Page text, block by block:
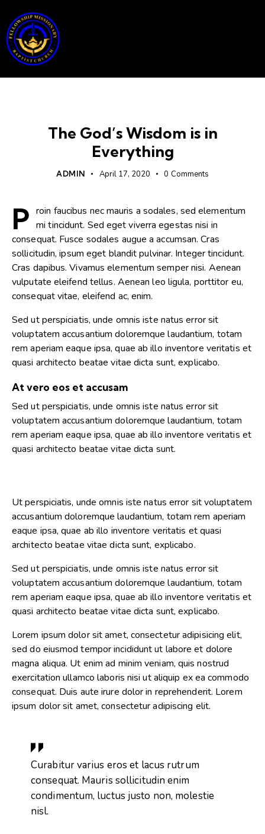
The God’s Wisdom is in
Everything
ADMIN April 17, 2020 0 Comments
P roin faucibus nec mauris a sodales, sed elementum
mi tincidunt. Sed eget viverra egestas nisi in
consequat. Fusce sodales augue a accumsan. Cras
sollicitudin, ipsum eget blandit pulvinar. Integer tincidunt.
Cras dapibus. Vivamus elementum semper nisi. Aenean
vulputate eleifend tellus. Aenean leo ligula, porttitor eu,
consequat vitae, eleifend ac, enim.
Sed ut perspiciatis, unde omnis iste natus error sit
voluptatem accusantium doloremque laudantium, totam
rem aperiam eaque ipsa, quae ab illo inventore veritatis et
quasi architecto beatae vitae dicta sunt, explicabo.
At vero eos et accusam
Sed ut perspiciatis, unde omnis iste natus error sit
voluptatem accusantium doloremque laudantium, totam
rem aperiam eaque ipsa, quae ab illo inventore veritatis et
quasi architecto beatae vitae dicta sunt.
Ut perspiciatis, unde omnis iste natus error sit voluptatem
accusantium doloremque laudantium, totam rem aperiam
eaque ipsa, quae ab illo inventore veritatis et quasi
architecto beatae vitae dicta sunt, explicabo.
Sed ut perspiciatis, unde omnis iste natus error sit
voluptatem accusantium doloremque laudantium, totam
rem aperiam eaque ipsa, quae ab illo inventore veritatis et
quasi architecto beatae vitae dicta sunt, explicabo.
Lorem ipsum dolor sit amet, consectetur adipisicing elit,
sed do eiusmod tempor incididunt ut labore et dolore
magna aliqua. Ut enim ad minim veniam, quis nostrud
exercitation ullamco laboris nisi ut aliquip ex ea commodo
consequat. Duis aute irure dolor in reprehenderit. Lorem
ipsum dolor sit amet, consectetur adipiscing elit.
Curabitur varius eros et lacus rutrum
consequat. Mauris sollicitudin enim
condimentum, luctus justo non, molestie
nisl.